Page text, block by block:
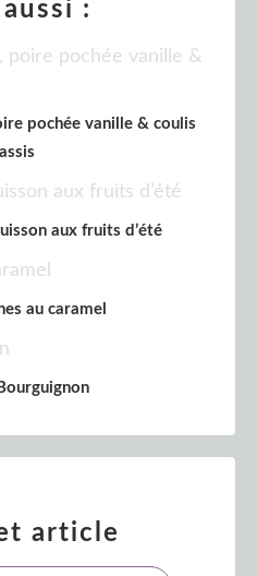
:
pochée vanille & coulis
aux fruits d’été
au caramel
article